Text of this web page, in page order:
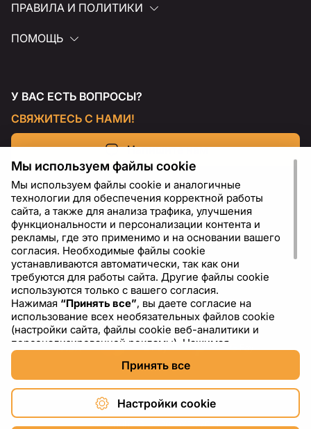
ПРАВИЛА И ПОЛИТИКИ
ПОМОЩЬ
У ВАС ЕСТЬ ВОПРОСЫ?
СВЯЖИТЕСЬ С НАМИ!
Напишите нам
Copyright © 2026 DXF4YOU.
RU USD - US Dollar ($)
Мы используем файлы cookie
Мы используем файлы cookie и аналогичные
технологии для обеспечения корректной работы
сайта, а также для анализа трафика, улучшения
функциональности и персонализации контента и
рекламы, где это применимо и на основании вашего
согласия. Необходимые файлы cookie
устанавливаются автоматически, так как они
требуются для работы сайта. Другие файлы cookie
используются только с вашего согласия.
Нажимая “Принять все”, вы даете согласие на
использование всех необязательных файлов cookie
(настройки сайта, файлы cookie веб-аналитики и
персонализированной рекламы). Нажимая
“Отклонить все”
необходимые файлы cookie. Нажимая
cookie”, вы можете выбрать, какие категории файлов
cookie разрешить или отключить. Вы можете
изменить или отозвать свое согласие в любое время
через ссылку “Настройки cookie” в нижней части
Принять все
Настройки cookie